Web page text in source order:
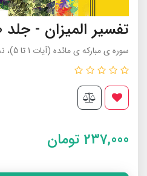
تفسیر المیزان - جلد 30
سوره ی مبارکه ی مائده (آیات 1 تا 5)، نسخه ی چاپی
237,000 تومان